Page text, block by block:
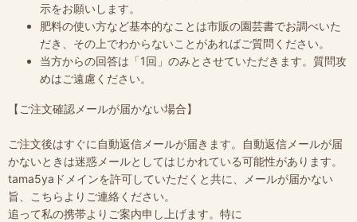
示をお願いします。
肥料の使い方など基本的なことは市販の園芸書でお調べいた
だき、その上でわからないことがあればご質問ください。
当方からの回答は「1回」のみとさせていただきます。質問攻
めはご遠慮ください。
【ご注文確認メールが届かない場合】
ご注文後はすぐに自動返信メールが届きます。自動返信メールが届
かないときは迷惑メールとしてはじかれている可能性があります。
tama5yaドメインを許可していただくと共に、メールが届かない
旨、こちらよりご連絡ください。
追って私の携帯よりご案内申し上げます。特に